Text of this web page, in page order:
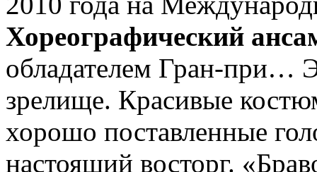
Хореографический
обладателем Гран-при…
зрелище. Красивые
хорошо поставленные
настоящий восторг.